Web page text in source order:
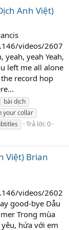
Anh Việt)
videos/2607
yeah, yeah Yeah,
left me all alone
record hop
bài dịch
your collar
Trả lời: 0
Việt) Brian
videos/2602
good-bye Dẫu
Trong mùa
hứa với em